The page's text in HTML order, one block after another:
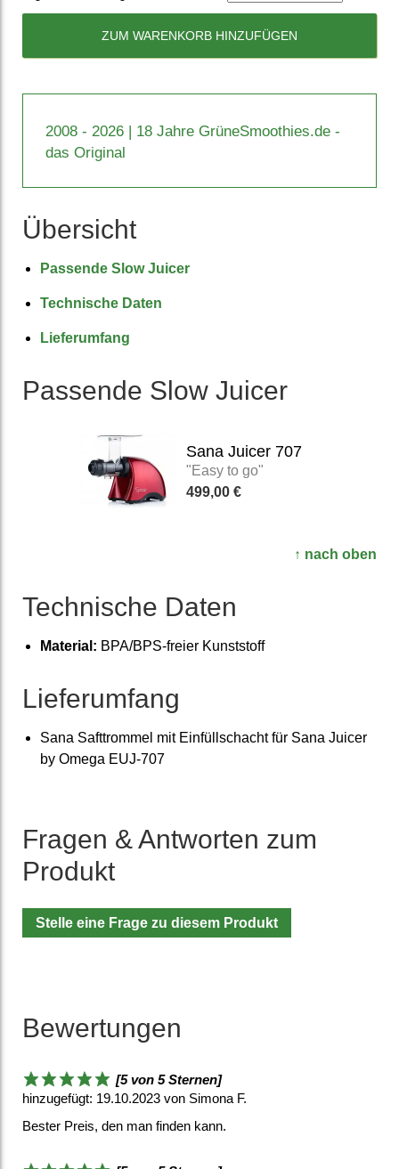
ZUM WARENKORB HINZUFÜGEN
2008 - 2026 | 18 Jahre GrüneSmoothies.de -
das Original
Übersicht
Passende Slow Juicer
Technische Daten
Lieferumfang
Passende Slow Juicer
Sana Juicer 707
"Easy to go"
499,00 €
↑ nach oben
Technische Daten
Material: BPA/BPS-freier Kunst­stoff
Liefer­umfang
Sana Saft­trommel mit Einfüll­schacht für Sana Juicer
by Omega EUJ-707
Fragen & Antworten zum
Produkt
Stelle eine Frage zu diesem Produkt
Bewertungen
[5 von 5 Sternen]
hinzugefügt: 19.10.2023 von Simona F.
Bester Preis, den man finden kann.